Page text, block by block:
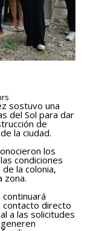
sostuvo una
del Sol para dar
de
la ciudad.
los
condiciones
la colonia,
zona.
contacto directo
a las solicitudes